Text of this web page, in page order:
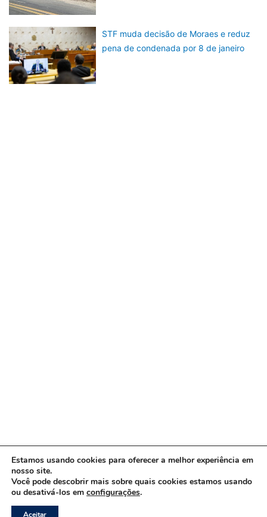
STF muda decisão de Moraes e reduz
pena de condenada por 8 de janeiro
Copyright © 2026 www.ACORDA DF
Estamos usando cookies para oferecer a melhor experiência em
nosso site.
Você pode descobrir mais sobre quais cookies estamos usando
ou desativá-los em configurações.
Aceitar